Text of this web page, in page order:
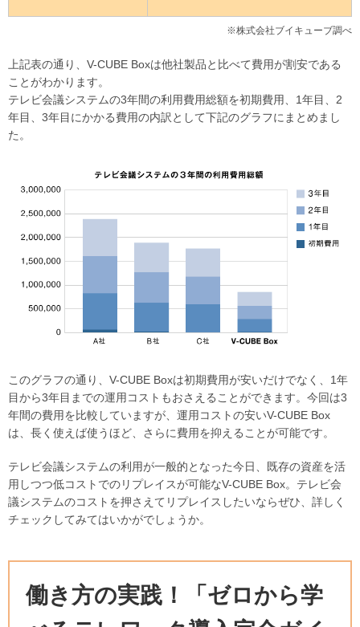
※株式会社ブイキューブ調べ
上記表の通り、V-CUBE Boxは他社製品と比べて費用が割安である
ことがわかります。
テレビ会議システムの3年間の利用費用総額を初期費用、1年目、2
年目、3年目にかかる費用の内訳として下記のグラフにまとめまし
た。
このグラフの通り、V-CUBE Boxは初期費用が安いだけでなく、1年
目から3年目までの運用コストもおさえることができます。今回は3
年間の費用を比較していますが、運用コストの安いV-CUBE Box
は、長く使えば使うほど、さらに費用を抑えることが可能です。
テレビ会議システムの利用が一般的となった今日、既存の資産を活
用しつつ低コストでのリプレイスが可能なV-CUBE Box。テレビ会
議システムのコストを押さえてリプレイスしたいならぜひ、詳しく
チェックしてみてはいかがでしょうか。
働き方の実践！「ゼロから学